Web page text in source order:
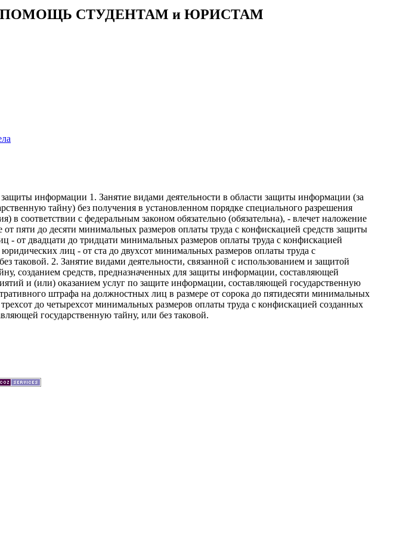
СТУДЕНТАМ и ЮРИСТАМ
защиты информации 1. Занятие видами деятельности в области защиты информации (за
тайну) без получения в установленном порядке специального разрешения
в соответствии с федеральным законом обязательно (обязательна), - влечет наложение
пяти до десяти минимальных размеров оплаты труда с конфискацией средств защиты
- от двадцати до тридцати минимальных размеров оплаты труда с конфискацией
лиц - от ста до двухсот минимальных размеров оплаты труда с
таковой. 2. Занятие видами деятельности, связанной с использованием и защитой
созданием средств, предназначенных для защиты информации, составляющей
и (или) оказанием услуг по защите информации, составляющей государственную
штрафа на должностных лиц в размере от сорока до пятидесяти минимальных
до четырехсот минимальных размеров оплаты труда с конфискацией созданных
государственную тайну, или без таковой.